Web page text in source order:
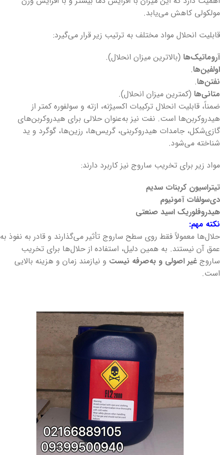
مولکولی کاهش می‌یابد.
قابلیت انحلال مواد مختلف به ترتیب زیر قرار می‌گیرد:
آروماتیک‌ها (بالاترین میزان انحلال).
اولفین‌ها.
نفتن‌ها.
متانی‌ها (کمترین میزان انحلال).
ضمناً، قابلیت انحلال ترکیبات اکسیژنه، ازته و سولفوره کمتر از
هیدروکربن‌ها است. نفت نیز به‌عنوان حلالی برای هیدروکربن‌های
گازی‌شکل، جامدات هیدروکربنی، گریس‌ها، رزین‌ها، گوگرد و ید
شناخته می‌شود.
مواد زیر برای تخریب ساروج نیز کاربرد دارند:
تیتراسیون کربنات سدیم
دی‌سولفات آمونیوم
هیدروفلوریک اسید صنعتی
نکته مهم:
حلال‌ها معمولاً فقط روی سطح ساروج تأثیر می‌گذارند و قادر به نفوذ به
عمق آن نیستند. به همین دلیل، استفاده از حلال‌ها برای تخریب
ساروج غیر اصولی و به‌صرفه نیست و نیازمند زمان و هزینه بالایی
است.